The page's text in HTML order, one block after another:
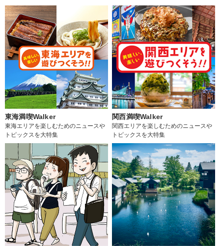
東海満喫Walker
東海エリアを楽しむためのニュースや
トピックスを大特集
関西満喫Walker
関西エリアを楽しむためのニュースや
トピックスを大特集